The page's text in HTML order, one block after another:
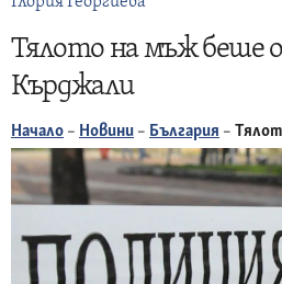
Тялото на мъж беше
Кърджали
Начало – Новини – България –